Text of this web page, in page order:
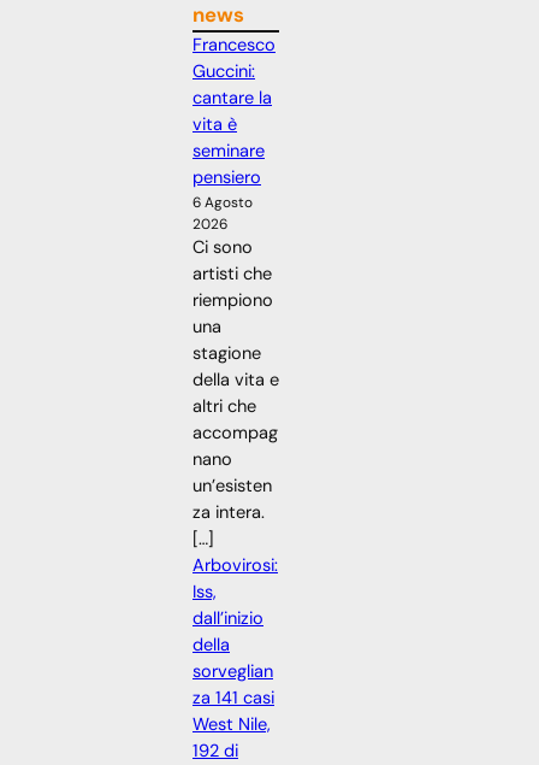
news
Francesco
Guccini:
cantare la
vita è
seminare
pensiero
6 Agosto
2026
Ci sono
artisti che
riempiono
una
stagione
della vita e
altri che
accompag
nano
un’esisten
za intera.
[…]
Arbovirosi:
Iss,
dall’inizio
della
sorveglian
za 141 casi
West Nile,
192 di